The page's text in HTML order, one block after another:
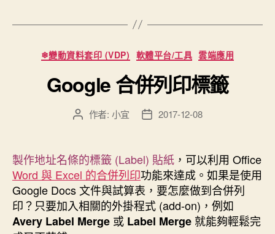
版
範
本”
分
類
❄變動資料套印 (VDP) 軟體平台/工具 雲端應用
Google 合併列印標籤
文
者
作者: 小宜
文
佈
日
期
2017-12-08
製作地址名條的標籤 (Label) 貼紙 ，可以利用 Office
Word 與 Excel 的合併列印功能來達成。如果是使用
Google Docs 文件與試算表，要怎麼做到合併列
印？只要加入相關的外掛程式 (add-on)，例如
Avery Label Merge 或 Label Merge 就能夠輕鬆完